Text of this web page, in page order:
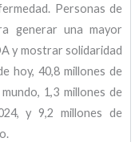
Personas de
generar una mayor
y mostrar solidaridad
hoy, 40,8 millones de
1,3 millones de
y 9,2 millones de